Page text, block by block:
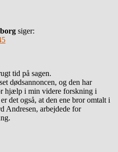
siger:
tid på sagen.
dødsannoncen, og den har
hjælp i min videre forskning i
det også, at den ene bror omtalt i
Andresen, arbejdede for